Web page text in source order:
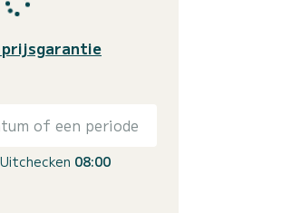
prijsgarantie
of een periode
Uitchecken 08:00